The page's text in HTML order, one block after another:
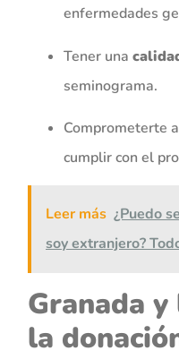
enfermedades
Tener una
seminograma.
Comprometerte
cumplir con el
Leer más ¿Puedo
soy extranjero?
Granada
la